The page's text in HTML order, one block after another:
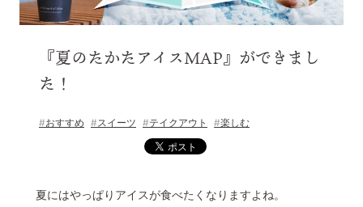
『夏のたかたアイスMAP』ができまし
た！
おすすめ スイーツ テイクアウト 楽しむ
夏にはやっぱりアイスが食べたくなりますよね。
お知らせ
交通・観光サービス
お問い合わせ